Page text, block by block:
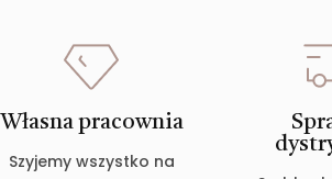
Własna pracownia
Szyjemy wszystko na